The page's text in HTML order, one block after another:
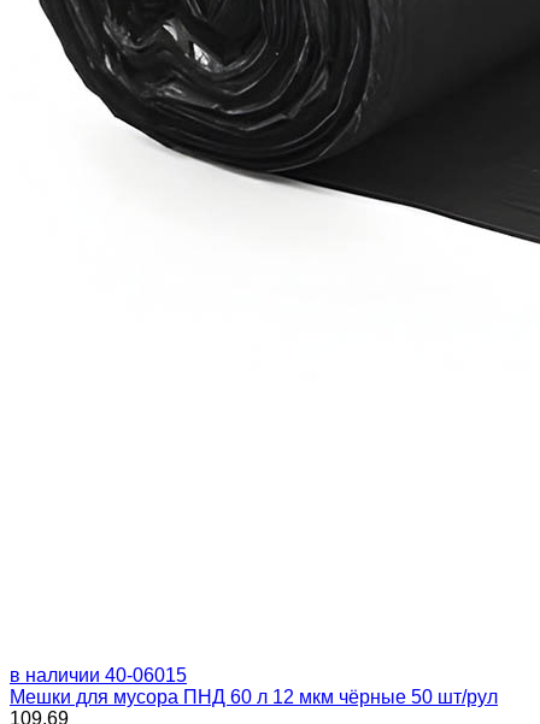
в наличии 40-06015
Мешки для мусора ПНД 60 л 12 мкм чёрные 50 шт/рул
109.69